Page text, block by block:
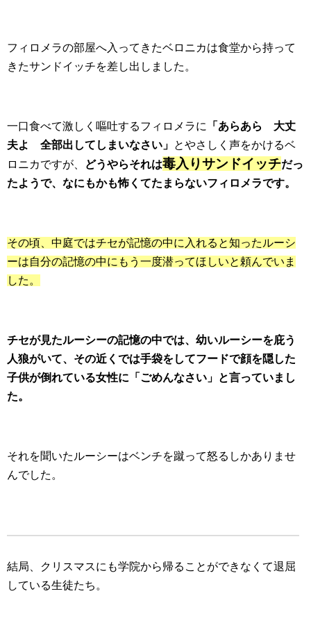
フィロメラの部屋へ入ってきたベロニカは食堂から持って
きたサンドイッチを差し出しました。
一口食べて激しく嘔吐するフィロメラに
「あらあら 大丈
夫よ 全部出してしまいなさい」 とやさしく声をかけるベ
ロニカですが、
どうやらそれは毒入りサンドイッチだっ
たようで、なにもかも怖くてたまらないフィロメラです。
その頃、中庭ではチセが記憶の中に入れると知ったルーシ
ーは自分の記憶の中にもう一度潜ってほしいと頼んでいま
した。
チセが見たルーシーの記憶の中では、幼いルーシーを庇う
人狼がいて、その近くでは手袋をしてフードで顔を隠した
子供が倒れている女性に「ごめんなさい」と言っていまし
た。
それを聞いたルーシーはベンチを蹴って怒るしかありませ
んでした。
結局、クリスマスにも学院から帰ることができなくて退屈
している生徒たち。